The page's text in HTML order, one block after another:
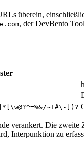
überein,
, der DevBento
~+#\-])?
verankert. Die zweite
Interpunktion zu